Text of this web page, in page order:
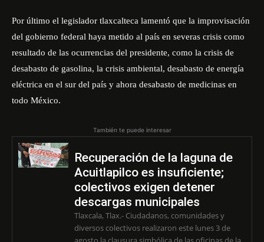
Por último el legislador tlaxcalteca lamentó que la improvisación
del gobierno federal haya metido al país en severas crisis como
resultado de las ocurrencias del presidente, como la crisis de
desabasto de gasolina, la crisis ambiental, desabasto de energía
eléctrica en el sur del país y ahora desabasto de medicinas en
todo México.
También te puede interesar
Recuperación de la laguna de
Acuitlapilco es insuficiente;
colectivos exigen detener
descargas municipales
Tlaxcala, Tlax.- Ciudadanos, comunidades y
diversos colectivos realizaron este lunes 3 de